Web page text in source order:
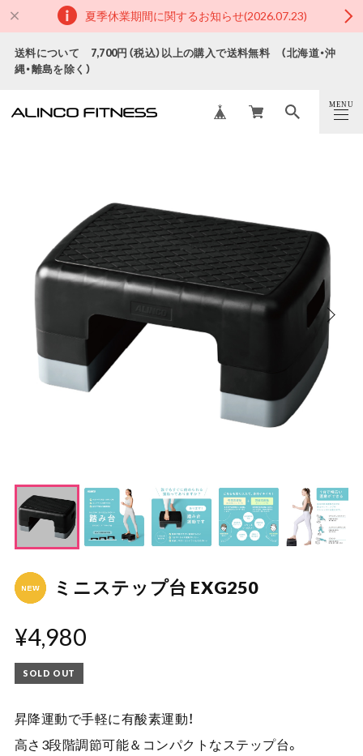
夏季休業期間に関するお知らせ(2026.07.23)
送料について 7,700円（税込）以上の購入で送料無料 （北海道・沖
縄・離島を除く）
MENU
CLOSE
ミニステップ台 EXG250
¥4,980
SOLD OUT
昇降運動で手軽に有酸素運動！
高さ3段階調節可能＆コンパクトなステップ台。